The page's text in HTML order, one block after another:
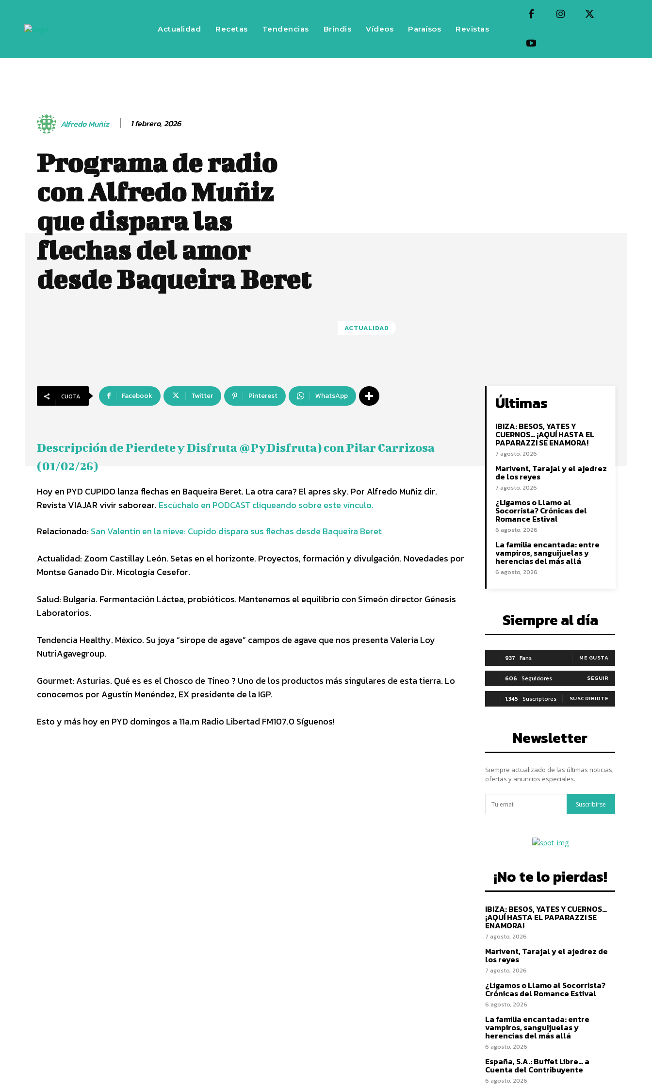
Actualidad Recetas Tendencias Brindis Vídeos Paraísos Revistas
Alfredo Muñiz 1 febrero, 2026
Programa de radio
con Alfredo Muñiz
que dispara las
flechas del amor
desde Baqueira Beret
ACTUALIDAD
CUOTA Facebook Twitter Pinterest WhatsApp
Descripción de Pierdete y Disfruta @PyDisfruta) con Pilar Carrizosa
(01/02/26)
Hoy en PYD CUPIDO lanza flechas en Baqueira Beret. La otra cara? El apres sky. Por Alfredo Muñiz dir.
Revista VIAJAR vivir saborear. Escúchalo en PODCAST cliqueando sobre este vínculo.
Relacionado: San Valentín en la nieve: Cupido dispara sus flechas desde Baqueira Beret
Actualidad: Zoom Castillay León. Setas en el horizonte. Proyectos, formación y divulgación. Novedades por
Montse Ganado Dir. Micología Cesefor.
Salud: Bulgaria. Fermentación Láctea, probióticos. Mantenemos el equilibrio con Simeón director Génesis
Laboratorios.
Tendencia Healthy. México. Su joya “sirope de agave” campos de agave que nos presenta Valeria Loy
NutriAgavegroup.
Gourmet: Asturias. Qué es es el Chosco de Tineo ? Uno de los productos más singulares de esta tierra. Lo
conocemos por Agustín Menéndez, EX presidente de la IGP.
Esto y más hoy en PYD domingos a 11a.m Radio Libertad FM107.0 Síguenos!
Últimas
IBIZA: BESOS, YATES Y
CUERNOS… ¡AQUÍ HASTA EL
PAPARAZZI SE ENAMORA!
7 agosto, 2026
Marivent, Tarajal y el ajedrez
de los reyes
7 agosto, 2026
¿Ligamos o Llamo al
Socorrista? Crónicas del
Romance Estival
6 agosto, 2026
La familia encantada: entre
vampiros, sanguijuelas y
herencias del más allá
6 agosto, 2026
Siempre al día
937 Fans ME GUSTA
606 Seguidores SEGUIR
1,345 Suscriptores SUSCRIBIRTE
Newsletter
Siempre actualizado de las últimas noticias,
ofertas y anuncios especiales.
Suscribirse
¡No te lo pierdas!
IBIZA: BESOS, YATES Y CUERNOS…
¡AQUÍ HASTA EL PAPARAZZI SE
ENAMORA!
7 agosto, 2026
Marivent, Tarajal y el ajedrez de
los reyes
7 agosto, 2026
¿Ligamos o Llamo al Socorrista?
Crónicas del Romance Estival
6 agosto, 2026
La familia encantada: entre
vampiros, sanguijuelas y
herencias del más allá
6 agosto, 2026
España, S.A.: Buffet Libre… a
Cuenta del Contribuyente
6 agosto, 2026